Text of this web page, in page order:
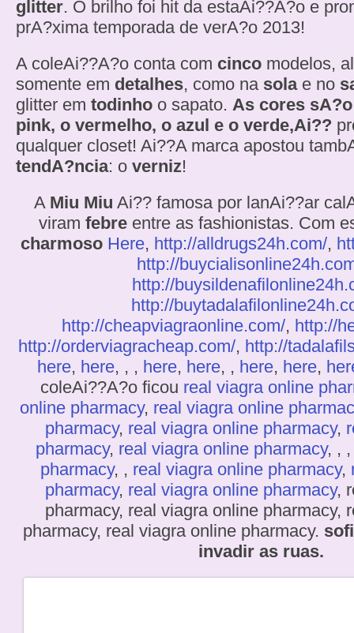
glitter. O brilho foi hit da estaAi??A?o e
prA?xima temporada de verA?o 2013!
A coleAi??A?o conta com cinco modelos,
somente em detalhes, como na solae no
glitter em todinho o sapato. As cores
pink, o vermelho, o azul e o verde,Ai??
qualquer closet! Ai??A marca apostou
tendA?ncia: o verniz!
A Miu Miu Ai?? famosa por lanAi??ar
viram febreentre as fashionistas. Com
charmoso Here, http://alldrugs24h.com/,
http://
http://
http://
http://cheapviagraonline.com/, http://
http://orderviagracheap.com/, http://
here, here, , , here, here, , here, here,
coleAi??A?o ficou real viagra online
online pharmacy, real viagra online
pharmacy, real viagra online pharmacy,
pharmacy, real viagra online pharmacy, ,
pharmacy, , real viagra online pharmacy,
pharmacy, real viagra online pharmacy,
pharmacy, real viagra online pharmacy,
pharmacy, real viagra online pharmacy.
invadir as ruas.